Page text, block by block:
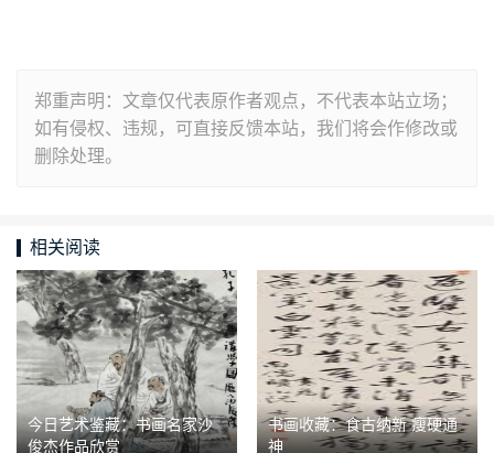
郑重声明：文章仅代表原作者观点，不代表本站立场；
如有侵权、违规，可直接反馈本站，我们将会作修改或
删除处理。
相关阅读
今日艺术鉴藏：书画名家沙
俊杰作品欣赏
书画收藏：食古纳新 瘦硬通
神